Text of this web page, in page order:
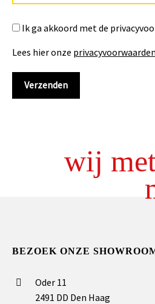
Ik ga akkoord met de
Lees hier onze privacyvoorwaarden
wij
BEZOEK ONZE
Oder 11
2491 DD Den Haag